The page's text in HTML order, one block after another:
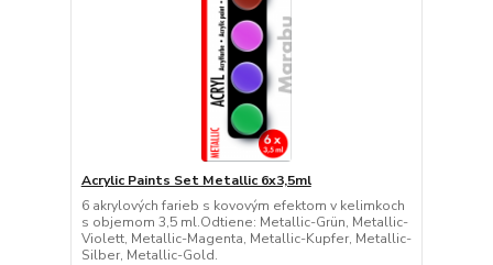
Acrylic Paints Set Metallic 6x3,5ml
6 akrylových farieb s kovovým efektom v kelimkoch
s objemom 3,5 ml.Odtiene: Metallic-Grün, Metallic-
Violett, Metallic-Magenta, Metallic-Kupfer, Metallic-
Silber, Metallic-Gold.